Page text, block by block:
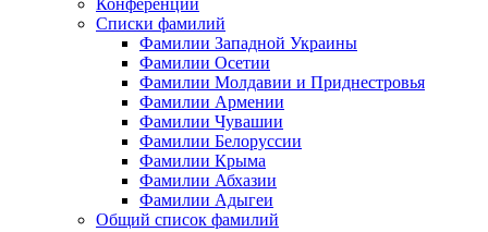
Конференции
Списки фамилий
Фамилии Западной Украины
Фамилии Осетии
Фамилии Молдавии и Приднестровья
Фамилии Армении
Фамилии Чувашии
Фамилии Белоруссии
Фамилии Крыма
Фамилии Абхазии
Фамилии Адыгеи
Общий список фамилий